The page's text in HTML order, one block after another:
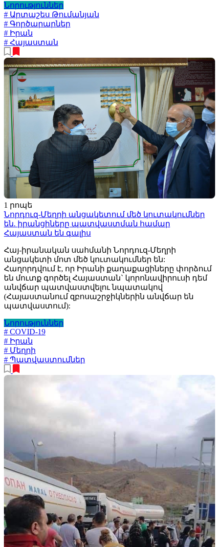
Նորություններ
# Արտաշես Թումանյան
# Գործարարներ
# Իրան
# Հայաստան
1 րոպե
Նորդուզ-Մեղրի անցակետում մեծ կուտակումներ
են. իրանցիները պատվաստման համար
Հայաստան են գալիս
Հայ-իրանական սահմանի Նորդուզ-Մեղրի
անցակետի մոտ մեծ կուտակումներ են:
Հաղորդվում է, որ Իրանի քաղաքացիները փորձում
են մուտք գործել Հայաստան` կորոնավիրուսի դեմ
անվճար պատվաստվելու նպատակով
(Հայաստանում զբոսաշրջիկներին անվճար են
պատվաստում):
Նորություններ
# COVID-19
# Իրան
# Մեղրի
# Պատվաստումներ